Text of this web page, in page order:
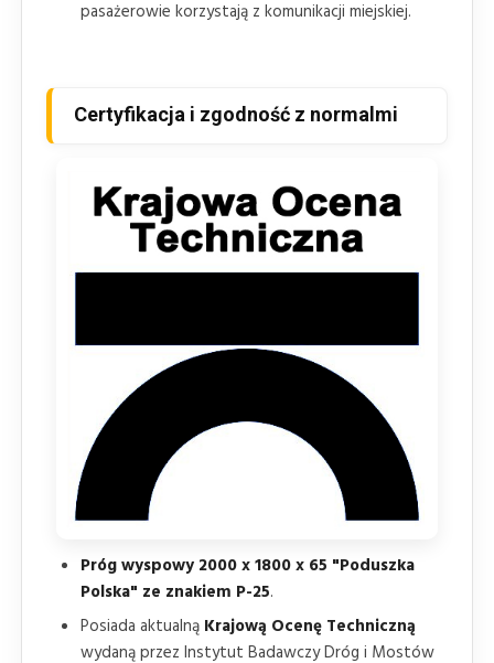
pasażerowie korzystają z komunikacji miejskiej.
Certyfikacja i zgodność z normalmi
Próg wyspowy 2000 x 1800 x 65 "Poduszka
Polska" ze znakiem P-25.
Posiada aktualną Krajową Ocenę Techniczną
wydaną przez Instytut Badawczy Dróg i Mostów